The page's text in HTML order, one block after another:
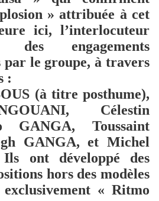
» attribuée à cet
ici, l’interlocuteur
des engagements
le groupe, à travers
:
(à titre posthume),
Célestin
GANGA, Toussaint
GANGA, et Michel
ont développé des
hors des modèles
« Ritmo